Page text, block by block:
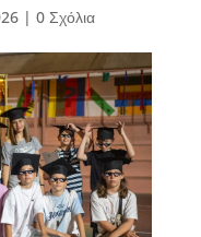
| 0 Σχόλια